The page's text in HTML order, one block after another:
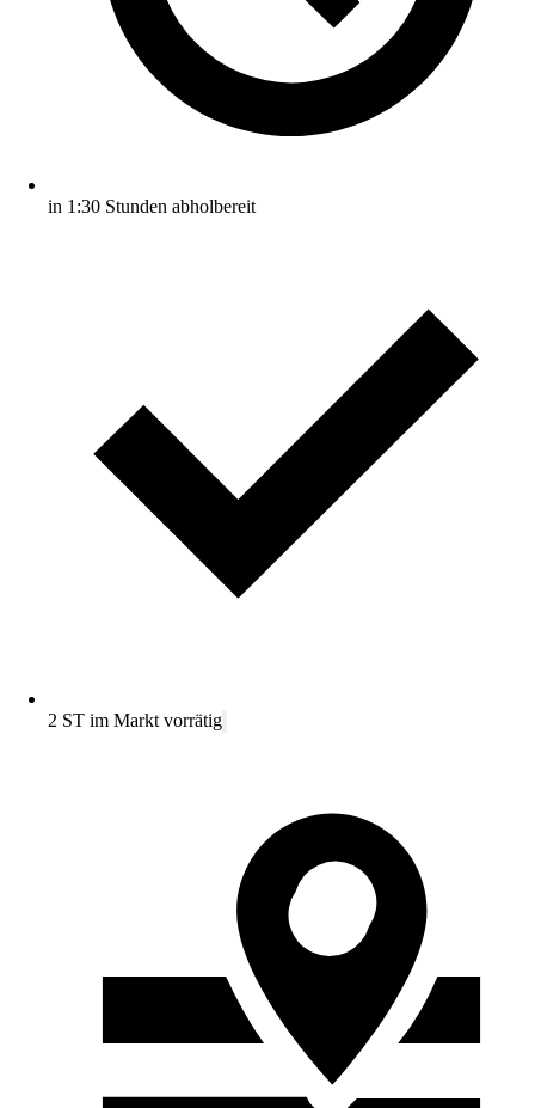
in 1:30 Stunden abholbereit
2 ST im Markt vorrätig